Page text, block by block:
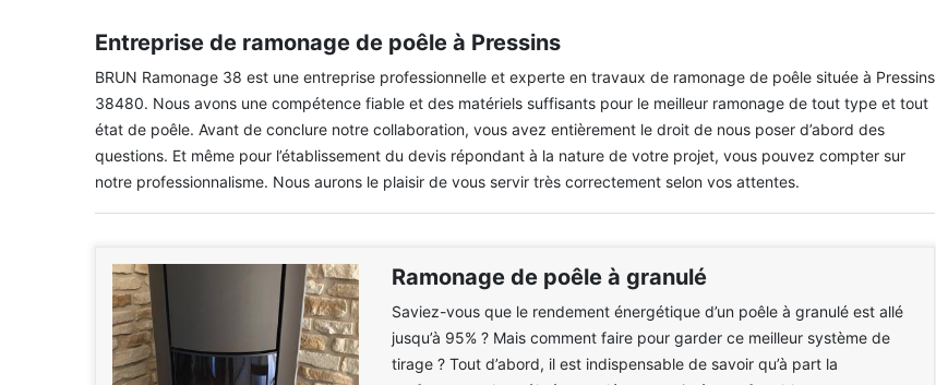
Entreprise de ramonage de poêle à Pressins
BRUN Ramonage 38 est une entreprise professionnelle et experte en travaux de ramonage de poêle située à Pressins
38480. Nous avons une compétence fiable et des matériels suffisants pour le meilleur ramonage de tout type et tout
état de poêle. Avant de conclure notre collaboration, vous avez entièrement le droit de nous poser d’abord des
questions. Et même pour l’établissement du devis répondant à la nature de votre projet, vous pouvez compter sur
notre professionnalisme. Nous aurons le plaisir de vous servir très correctement selon vos attentes.
Ramonage de poêle à granulé
Saviez-vous que le rendement énergétique d’un poêle à granulé est allé
jusqu’à 95% ? Mais comment faire pour garder ce meilleur système de
tirage ? Tout d’abord, il est indispensable de savoir qu’à part la